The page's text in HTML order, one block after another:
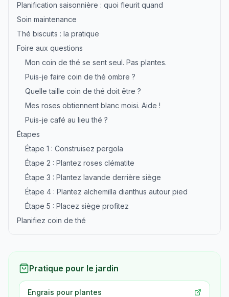
Planification saisonnière : quoi fleurit quand
Soin maintenance
Thé biscuits : la pratique
Foire aux questions
Mon coin de thé se sent seul. Pas plantes.
Puis-je faire coin de thé ombre ?
Quelle taille coin de thé doit être ?
Mes roses obtiennent blanc moisi. Aide !
Puis-je café au lieu thé ?
Étapes
Étape 1 : Construisez pergola
Étape 2 : Plantez roses clématite
Étape 3 : Plantez lavande derrière siège
Étape 4 : Plantez alchemilla dianthus autour pied
Étape 5 : Placez siège profitez
Planifiez coin de thé
Pratique pour le jardin
Engrais pour plantes